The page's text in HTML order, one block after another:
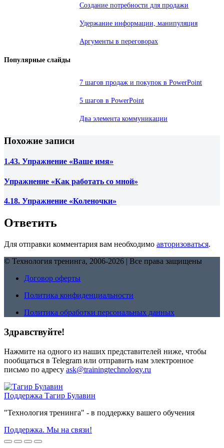
Создание потребности для продажи
Удержание информации, манипуляция
Аргументы в переговорах
Популярные слайды
7 шагов продаж и покупок в PowerPoint
5 шагов в PowerPoint
Два элемента коммуникации
Похожие записи
1.43. Упражнение «Ваше имя»
Упражнение «Как работать со мной»
4.18. Упражнение «Коленочки»
Ответить
Для отправки комментария вам необходимо авторизоваться.
© Технология тренинга, 2006-2026 | Все права защищены
Договор оферты
Политика конфиденциальности
Политика обработки персональных данных
Здравствуйте!
Нажмите на одного из наших представителей ниже, чтобы
пообщаться в Telegram или отправить нам электронное
письмо по адресу ask@trainingtechnology.ru
Поддержка Тагир Булавин
"Технология тренинга" - в поддержку вашего обучения
Поддержка. Мы на связи!